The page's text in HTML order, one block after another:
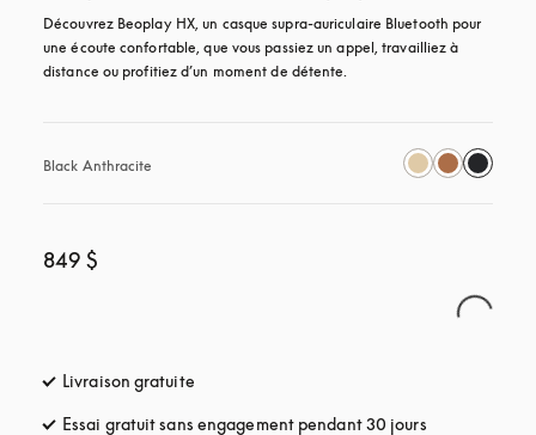
Découvrez Beoplay HX, un casque supra-auriculaire Bluetooth pour
une écoute confortable, que vous passiez un appel, travailliez à
distance ou profitiez d’un moment de détente.
Black Anthracite
849 $
Livraison gratuite
Essai gratuit sans engagement pendant 30 jours